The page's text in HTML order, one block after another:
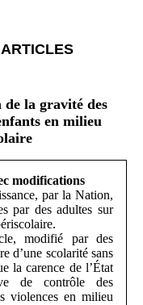
de la gravité des
en milieu
modifications
par la Nation,
par des adultes sur
modifié par des
d’une scolarité sans
la carence de l’État
de contrôle des
violences en milieu